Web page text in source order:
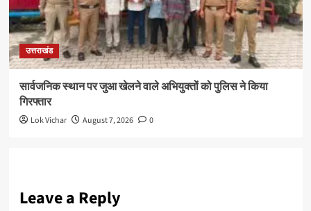
उत्तराखंड
सार्वजनिक स्थान पर जुआ खेलने वाले अभियुक्तों को पुलिस ने किया
गिरफ्तार
Lok Vichar August 7, 2026 0
Leave a Reply